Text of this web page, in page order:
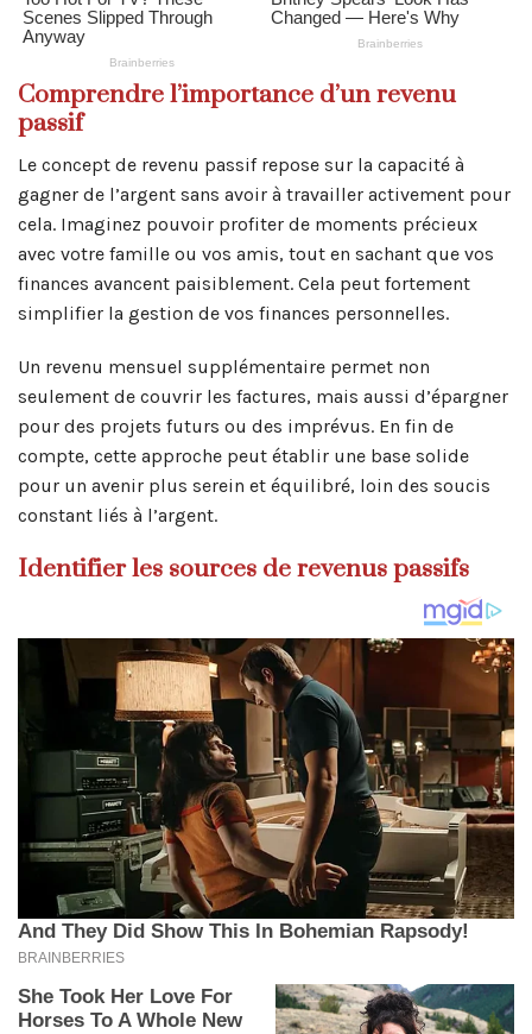
Comprendre l’importance d’un revenu
passif
Le concept de revenu passif repose sur la capacité à
gagner de l’argent sans avoir à travailler activement pour
cela. Imaginez pouvoir profiter de moments précieux
avec votre famille ou vos amis, tout en sachant que vos
finances avancent paisiblement. Cela peut fortement
simplifier la gestion de vos finances personnelles.
Un revenu mensuel supplémentaire permet non
seulement de couvrir les factures, mais aussi d’épargner
pour des projets futurs ou des imprévus. En fin de
compte, cette approche peut établir une base solide
pour un avenir plus serein et équilibré, loin des soucis
constant liés à l’argent.
Identifier les sources de revenus passifs